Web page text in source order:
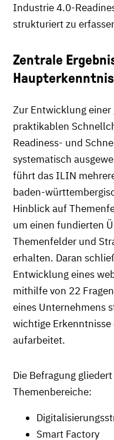
Industrie 4.0-
strukturiert zu
Zentrale
Zur Entwicklung
praktikablen
Readiness- und
systematisch
führt das ILIN
baden-
Hinblick auf
um einen fundierten
Themenfelder und
erhalten. Daran
Entwicklung eines
mithilfe von 22
eines Unternehmens
wichtige
aufarbeitet.
Die Befragung
Themenbereiche:
Smart Factory